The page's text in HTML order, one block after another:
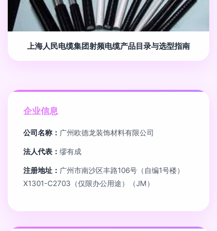
上海人民电缆集团射频电缆产品目录与选型指南
企业信息
公司名称： 广州欧德龙装饰材料有限公司
法人代表： 缪有成
注册地址： 广州市南沙区丰路106号（自编1号楼）
X1301-C2703（仅限办公用途）（JM）